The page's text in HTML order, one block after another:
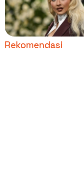
Rekomendasi